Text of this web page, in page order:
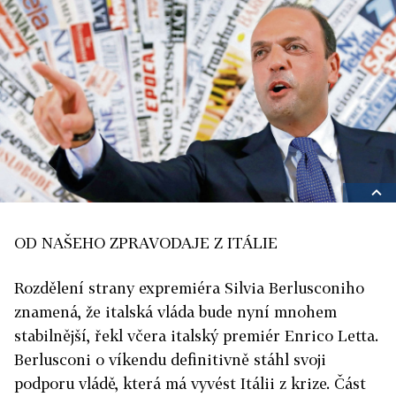
OD NAŠEHO ZPRAVODAJE Z ITÁLIE
Rozdělení strany expremiéra Silvia Berlusconiho
znamená, že italská vláda bude nyní mnohem
stabilnější, řekl včera italský premiér Enrico Letta.
Berlusconi o víkendu definitivně stáhl svoji
podporu vládě, která má vyvést Itálii z krize. Část